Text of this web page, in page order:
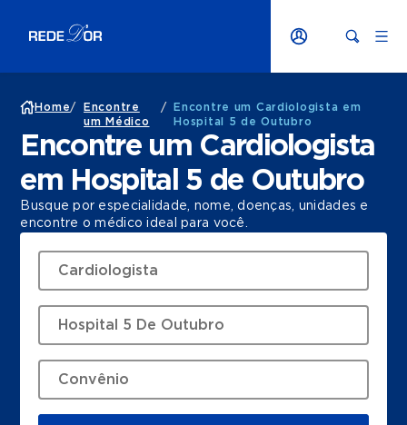
Home/
Encontre
um Médico
/
Encontre um Cardiologista em
Hospital 5 de Outubro
Encontre um Cardiologista
em Hospital 5 de Outubro
Busque por especialidade, nome, doenças, unidades e
encontre o médico ideal para você.